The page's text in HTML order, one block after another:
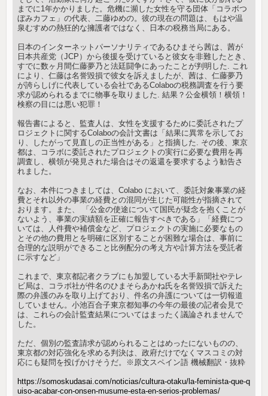
までに1年かかりました。危機に瀕した女性を守る団体「コラボつ
ぼみカフェ」の代表、二藤ゆめの。彼の現在の問題は、もはや温
泉むすめの熱狂的な擁護者ではなく、日本の税務当局にある。
日本のインターネットパーソナリティであるひまそら茜は、茜が
日本共産党（JCP）から後援を受けていると彼女を非難したとき、
すでに数ヶ月間仁藤夢乃と法廷闘争にあったことが判明した. これ
により、仁藤は名誉毀損で彼女を訴えましたが、茜は、仁藤夢乃
が誇らしげに代表している会社であるColaboの税務調査を行う要
求が認められるまでに物事を取りました. 結果？公金横領！横領！
検察の目には悪い犯罪！
報告書によると、監査人は、女性を支援するために委託されたプ
ロジェクトに関するColaboの会計文書は「結果に異常を示してお
り、したがって見直しの正当性がある」と指摘した. その後、東京
都は、コラボに委託されたプロジェクトの実行に必要な費用を再
調査し、横領が発見された場合はその返還を要求するよう勧告さ
れました。
なお、本件につきましては、Colabo において、委託対象事業の経
費とそれ以外の事業の経費との混同が生じた可能性が指摘されて
おります。また、 「公金の使途について国民が疑念を抱くことが
ないよう、事業の実績額を正確に報告すべきである」「経費につ
いては、人件費や補償金など、プロジェクトの実施に必要なもの
とその他の費用とを明確に区別することが困難な場合は、事前に
合理的な説明ができること比例配分の考え方や計算方法を受託者
に示すなど」
これまで、東京都記者クラブにも加盟している大手新聞社やテレ
ビ局は、コラボ社が件名のひまそらあかね氏を名誉毀損で訴えた
際の弁護のみを取り上げており、件名の弁護については一切報道
していません。小池百合子東京都知事の今年の最後の記者会見で
は、これらの会計監査結果についてはまったく議論されませんで
した。
ただ、個別の監査請求が認められることはめったにないものの、
東京都の対応強化を求める判決は、政府だけでなくマスコミの対
応にも疑問を投げかけそうだ。※原文スペイン語 機械翻訳・抜粋
https://somoskudasai.com/noticias/cultura-otaku/la-feminista-que-q
uiso-acabar-con-onsen-musume-esta-en-serios-problemas/